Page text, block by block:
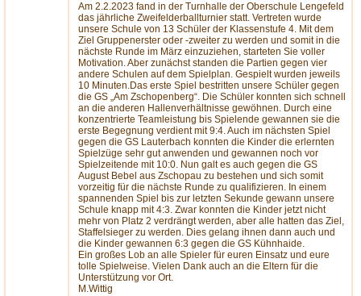
Am 2.2.2023 fand in der Turnhalle der Oberschule Lengefeld
das jährliche Zweifelderballturnier statt. Vertreten wurde
unsere Schule von 13 Schüler der Klassenstufe 4. Mit dem
Ziel Gruppenerster oder -zweiter zu werden und somit in die
nächste Runde im März einzuziehen, starteten Sie voller
Motivation. Aber zunächst standen die Partien gegen vier
andere Schulen auf dem Spielplan. Gespielt wurden jeweils
10 Minuten.Das erste Spiel bestritten unsere Schüler gegen
die GS „Am Zschopenberg“. Die Schüler konnten sich schnell
an die anderen Hallenverhältnisse gewöhnen. Durch eine
konzentrierte Teamleistung bis Spielende gewannen sie die
erste Begegnung verdient mit 9:4. Auch im nächsten Spiel
gegen die GS Lauterbach konnten die Kinder die erlernten
Spielzüge sehr gut anwenden und gewannen noch vor
Spielzeitende mit 10:0. Nun galt es auch gegen die GS
August Bebel aus Zschopau zu bestehen und sich somit
vorzeitig für die nächste Runde zu qualifizieren. In einem
spannenden Spiel bis zur letzten Sekunde gewann unsere
Schule knapp mit 4:3. Zwar konnten die Kinder jetzt nicht
mehr von Platz 2 verdrängt werden, aber alle hatten das Ziel,
Staffelsieger zu werden. Dies gelang ihnen dann auch und
die Kinder gewannen 6:3 gegen die GS Kühnhaide.
Ein großes Lob an alle Spieler für euren Einsatz und eure
tolle Spielweise. Vielen Dank auch an die Eltern für die
Unterstützung vor Ort.
M.Wittig